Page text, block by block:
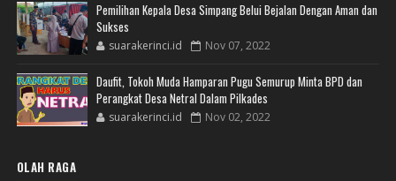
Pemilihan Kepala Desa Simpang Belui Bejalan Dengan Aman dan
Sukses
suarakerinci.id Nov 07, 2022
Daufit, Tokoh Muda Hamparan Pugu Semurup Minta BPD dan
Perangkat Desa Netral Dalam Pilkades
suarakerinci.id Nov 02, 2022
OLAH RAGA